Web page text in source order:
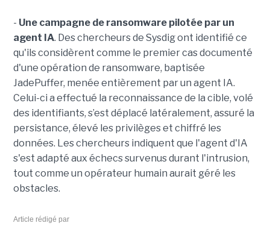
- Une campagne de ransomware pilotée par un
agent IA. Des chercheurs de Sysdig ont identifié ce
qu'ils considèrent comme le premier cas documenté
d'une opération de ransomware, baptisée
JadePuffer, menée entièrement par un agent IA.
Celui-ci a effectué la reconnaissance de la cible, volé
des identifiants, s’est déplacé latéralement, assuré la
persistance, élevé les privilèges et chiffré les
données. Les chercheurs indiquent que l'agent d'IA
s'est adapté aux échecs survenus durant l'intrusion,
tout comme un opérateur humain aurait géré les
obstacles.
Article rédigé par